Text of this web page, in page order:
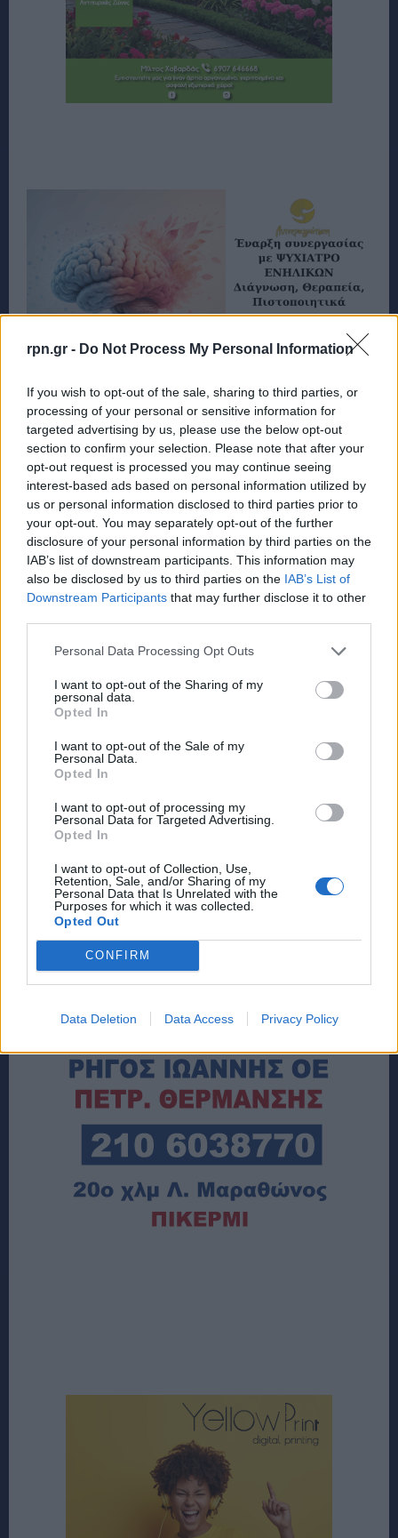
rpn.gr - Do Not Process My Personal Information
If you wish to opt-out of the sale, sharing to third parties, or
processing of your personal or sensitive information for
targeted advertising by us, please use the below opt-out
section to confirm your selection. Please note that after your
opt-out request is processed you may continue seeing
interest-based ads based on personal information utilized by
us or personal information disclosed to third parties prior to
your opt-out. You may separately opt-out of the further
disclosure of your personal information by third parties on the
IAB’s list of downstream participants. This information may
also be disclosed by us to third parties on the IAB’s List of
Downstream Participants that may further disclose it to other
Personal Data Processing Opt Outs
I want to opt-out of the Sharing of my
personal data.
Opted In
I want to opt-out of the Sale of my
Personal Data.
Opted In
I want to opt-out of processing my
Personal Data for Targeted Advertising.
Opted In
I want to opt-out of Collection, Use,
Retention, Sale, and/or Sharing of my
Personal Data that Is Unrelated with the
Purposes for which it was collected.
Opted Out
CONFIRM
Data Deletion Data Access Privacy Policy